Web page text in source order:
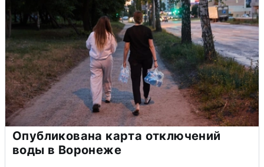
Опубликована карта отключений
воды в Воронеже